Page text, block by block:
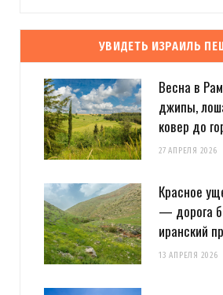
УВИДЕТЬ ИЗРАИЛЬ
Весна в
джипы,
ковер до
27 АПРЕЛЯ 2026
Красное
— дорога
иранский
13 АПРЕЛЯ 2026